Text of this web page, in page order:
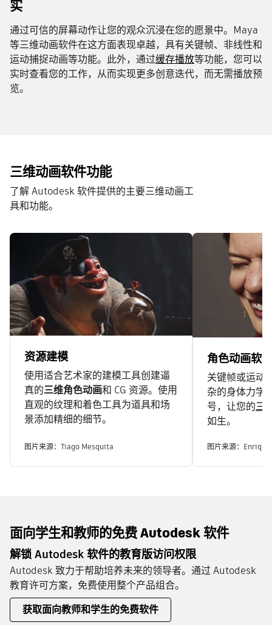
实
通过可信的屏幕动作让您的观众沉浸在您的愿景中。Maya
等三维动画软件在这方面表现卓越，具有关键帧、非线性和
运动捕捉动画等功能。此外，通过缓存播放等功能，您可以
实时查看您的工作，从而实现更多创意迭代，而无需播放预
览。
三维动画软件功能
了解 Autodesk 软件提供的主要三维动画工
具和功能。
资源建模
使用适合艺术家的建模工具创建逼
真的三维角色动画和 CG 资源。使用
直观的纹理和着色工具为道具和场
景添加精细的细节。
图片来源：Tiago Mesquita
角色动画软件
关键帧或运动
杂的身体力学
号，让您的三
如生。
图片来源：
面向学生和教师的免费 Autodesk 软件
解锁 Autodesk 软件的教育版访问权限
Autodesk 致力于帮助培养未来的领导者。通过 Autodesk
教育许可方案，免费使用整个产品组合。
获取面向教师和学生的免费软件